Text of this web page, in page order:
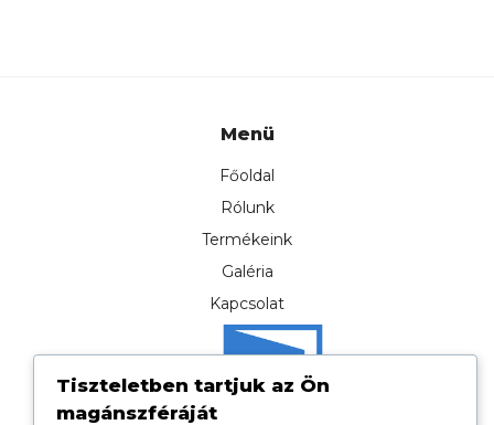
Menü
Főoldal
Rólunk
Termékeink
Galéria
Kapcsolat
Tiszteletben tartjuk az Ön
magánszféráját